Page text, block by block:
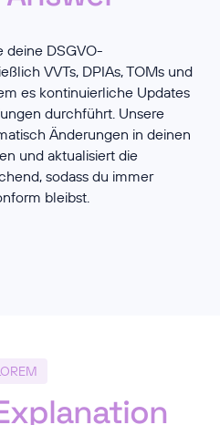
deine DSGVO-
VVTs, DPIAs, TOMs und
es kontinuierliche Updates
durchführt. Unsere
Änderungen in deinen
und aktualisiert die
sodass du immer
bleibst.